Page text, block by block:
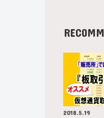
2018.5.19